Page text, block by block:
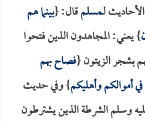
لـمسلمقال: {بينما هم
} يعني: المجاهدون الذين فتحوا
بشجر الزيتون {فصاح بهم
أموالكم وأهليكم} وفي حديث
وسلم الشرطة الذين يشترطون